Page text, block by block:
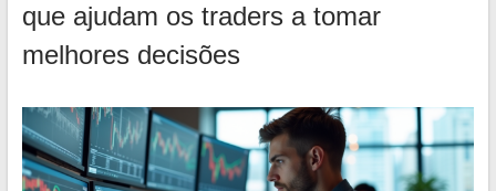
que ajudam os traders a tomar
melhores decisões